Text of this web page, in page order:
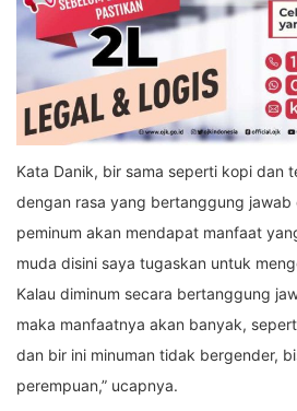
Kata Danik, bir sama seperti kopi dan
dengan rasa yang bertanggung jawab
peminum akan mendapat manfaat
muda disini saya tugaskan untuk
Kalau diminum secara bertanggung
maka manfaatnya akan banyak,
dan bir ini minuman tidak bergender,
perempuan,” ucapnya.